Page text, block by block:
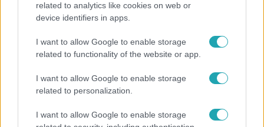
related to analytics like cookies on web or
device identifiers in apps.
I want to allow Google to enable storage
related to functionality of the website or app.
I want to allow Google to enable storage
related to personalization.
I want to allow Google to enable storage
Energiatakarékosság a börtönökben is –